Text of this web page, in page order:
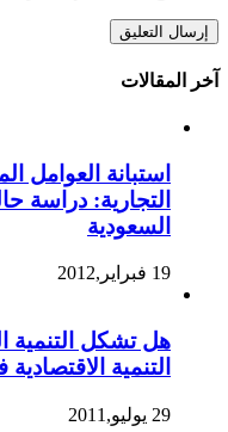
آخر المقالات
استبانة العوامل
التجارية: دراسة
السعودية
19 فبراير,2012
هل تشكل التنمية
التنمية
29 يوليو,2011